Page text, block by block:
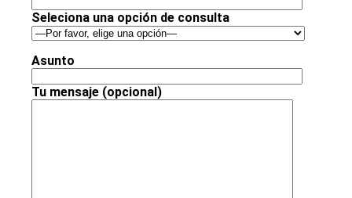
Seleciona una opción de consulta
Asunto
Tu mensaje (opcional)